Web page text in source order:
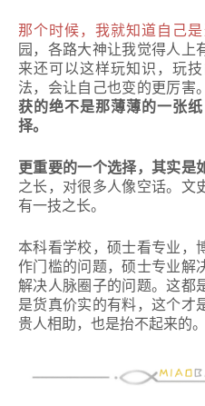
那个时候，我就知道自己
园，各路大神让我觉得人上
来还可以这样玩知识，玩
法，会让自己也变的更厉害
获的绝不是那薄薄的一张
择。
更重要的一个选择，其实是
之长，对很多人像空话。 文
有一技之长。
本科看学校，硕士看专业，
作门槛的问题，硕士专业解
解决人脉圈子的问题。这都
是货真价实的有料，这个才
贵人相助，也是抬不起来的。